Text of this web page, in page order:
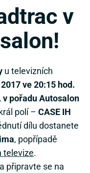
v
u televizních
ve 20:15 hod.
v pořadu Autosalon
polí – CASE IH
dílu dostanete
, popřípadě
televize.
připravte se na